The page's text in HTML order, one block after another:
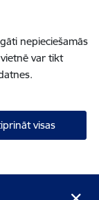
nepieciešamās
var tikt
visas